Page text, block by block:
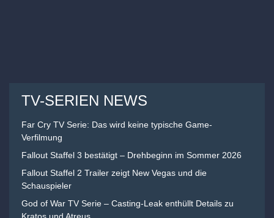
TV-SERIEN NEWS
Far Cry TV Serie: Das wird keine typische Game-
Verfilmung
Fallout Staffel 3 bestätigt – Drehbeginn im Sommer 2026
Fallout Staffel 2 Trailer zeigt New Vegas und die
Schauspieler
God of War TV Serie – Casting-Leak enthüllt Details zu